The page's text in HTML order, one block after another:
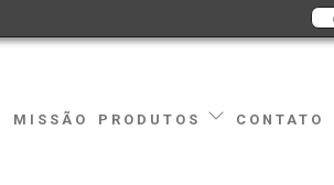
MISSÃO PRODUTOS CONTATO